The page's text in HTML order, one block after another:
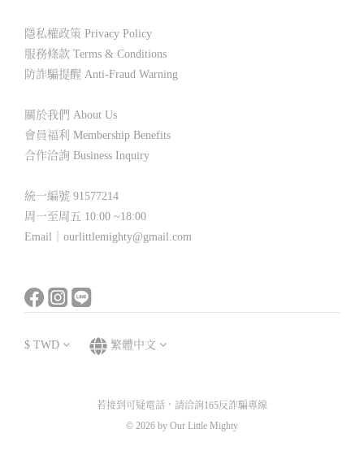
隱私權政策 Privacy Policy
服務條款 Terms & Conditions
防詐騙提醒 Anti-Fraud Warning
關於我們 About Us
會員福利 Membership Benefits
合作洽詢 Business Inquiry
統一編號 91577214
周一至周五 10:00 ~18:00
Email｜ourlittlemighty@gmail.com
$ TWD 繁體中文
若接到可疑電話，請洽詢165反詐騙專線
© 2026 by Our Little Mighty